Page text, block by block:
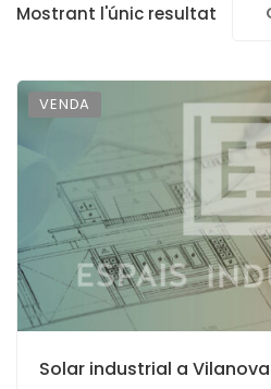
Mostrant l'únic resultat
VENDA
Solar industrial a Vilanova